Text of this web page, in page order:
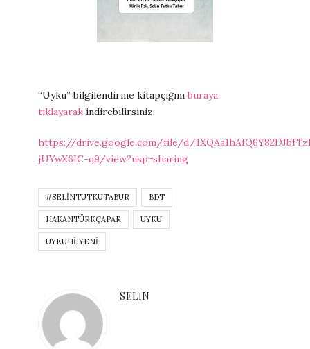
“Uyku” bilgilendirme kitapçığını buraya
tıklayarak indirebilirsiniz.
https://drive.google.com/file/d/
jUYwX6IC-q9/view?usp=sharing
#SELINTUTKUTABUR BDT
HAKANTÜRKÇAPAR UYKU
UYKUHIJYENI
SELIN